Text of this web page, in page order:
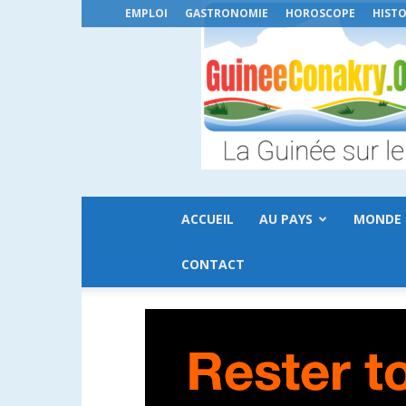
EMPLOI GASTRONOMIE HOROSCOPE
ACCUEIL AU PAYS MONDE
CONTACT